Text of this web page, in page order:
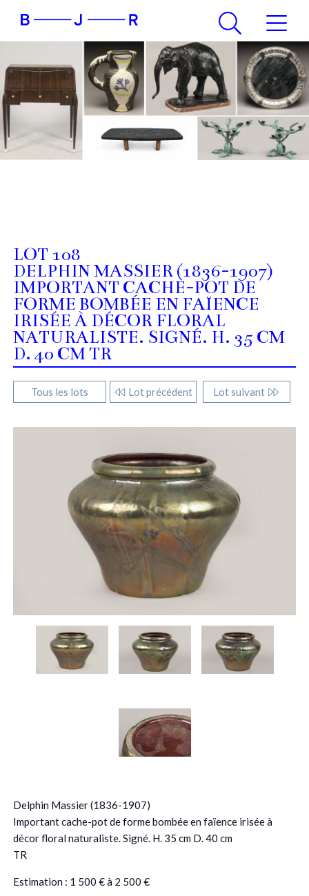
LOT 108
DELPHIN MASSIER (1836-1907)
IMPORTANT CACHE-POT DE
FORME BOMBÉE EN FAÏENCE
IRISÉE À DÉCOR FLORAL
NATURALISTE. SIGNÉ. H. 35 CM
D. 40 CM TR
Tous les lots Lot précédent Lot suivant
Delphin Massier (1836-1907)
Important cache-pot de forme bombée en faïence irisée à
décor floral naturaliste. Signé. H. 35 cm D. 40 cm
TR
Estimation : 1 500 € à 2 500 €